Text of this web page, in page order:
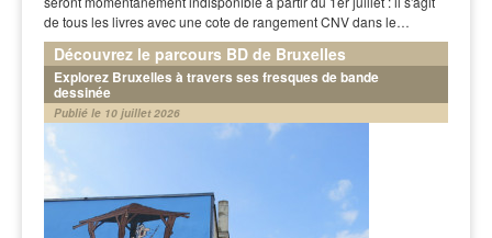
de tous les livres avec une cote de rangement CNV dans le…
Découvrez le parcours BD de Bruxelles
Explorez Bruxelles à travers ses fresques de bande
dessinée
Publié le 10 juillet 2026